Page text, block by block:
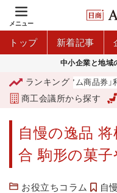
メニュー
トップ 新着記事
中小企業と地域
ランキング
「青森市プレミアム商品券」利
商工会議所から探す
自慢の逸品
合 駒形の菓
お役立ちコラム
自